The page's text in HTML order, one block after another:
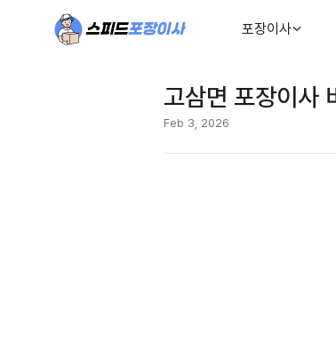
포장이사
고삼면 포장이사
Feb 3, 2026